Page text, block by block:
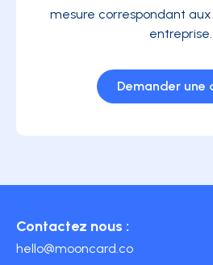
mesure correspondant
entreprise.
Demander une
Contactez nous :
hello@mooncard.co